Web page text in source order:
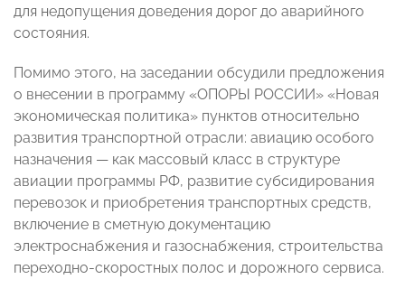
для недопущения доведения дорог до аварийного
состояния.
Помимо этого, на заседании обсудили предложения
о внесении в программу «ОПОРЫ РОССИИ» «Новая
экономическая политика» пунктов относительно
развития транспортной отрасли: авиацию особого
назначения — как массовый класс в структуре
авиации программы РФ, развитие субсидирования
перевозок и приобретения транспортных средств,
включение в сметную документацию
электроснабжения и газоснабжения, строительства
переходно-скоростных полос и дорожного сервиса.